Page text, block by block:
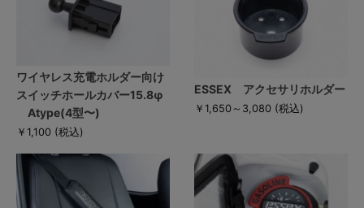
ワイヤレス充電ホルダー向け
スイッチホールカバー15.8φ
Atype(4型〜)
￥1,100 (税込)
ESSEX アクセサリホルダー
￥1,650～3,080 (税込)